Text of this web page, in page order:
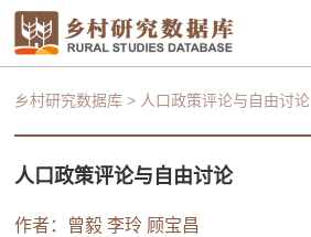
乡村研究数据库 > 人口政策评论与自由讨论
人口政策评论与自由讨论
作者： 曾毅 李玲 顾宝昌